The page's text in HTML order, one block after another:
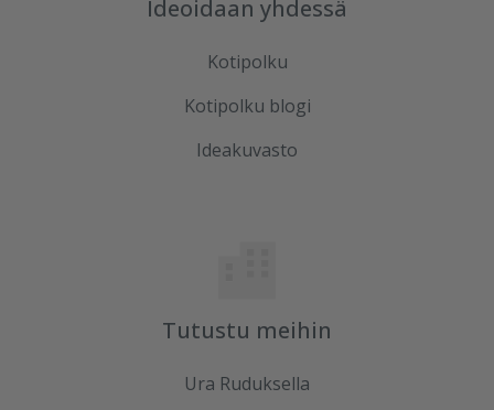
Ideoidaan yhdessä
Kotipolku
Kotipolku blogi
Ideakuvasto
Tutustu meihin
Ura Ruduksella